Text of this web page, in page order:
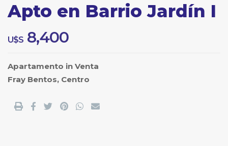
Apto en Barrio Jardín I
U$S 8,400
Apartamento in Venta
Fray Bentos, Centro